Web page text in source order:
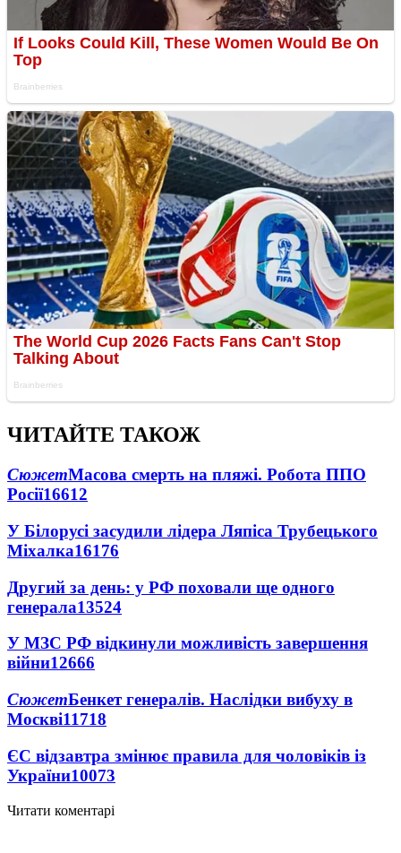
ЧИТАЙТЕ ТАКОЖ
СюжетМасова смерть на пляжі. Робота ППО
Росії16612
У Білорусі засудили лідера Ляпіса Трубецького
Міхалка16176
Другий за день: у РФ поховали ще одного
генерала13524
У МЗС РФ відкинули можливість завершення
війни12666
СюжетБенкет генералів. Наслідки вибуху в
Москві11718
ЄС відзавтра змінює правила для чоловіків із
України10073
Читати коментарі